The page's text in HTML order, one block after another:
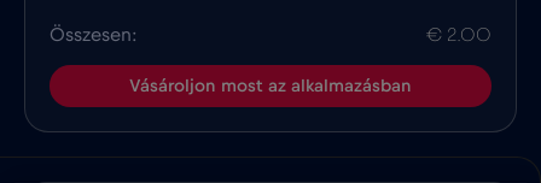
Összesen: € 2.00
Vásároljon most az alkalmazásban